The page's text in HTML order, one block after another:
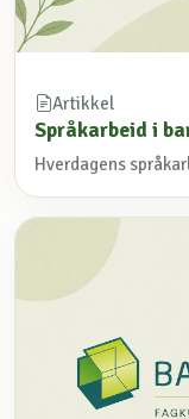
Artikkel
Språkarbeid i
Hverdagens